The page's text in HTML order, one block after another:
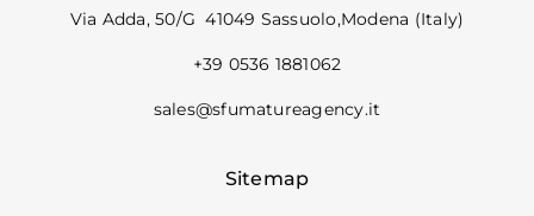
Via Adda, 50/G 41049 Sassuolo,Modena (Italy)
+39 0536 1881062
sales@sfumatureagency.it
Sitemap